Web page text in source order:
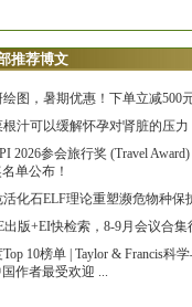
推荐博文
绘图，暑期优惠！下单立减500
根汁可以缓解怀孕对肾脏的压力
2026参会旅行奖 (Travel
单公布！
活化石ELF理论重塑濒危物种保
出版+EI快检索，8-9月会议合集
10榜单 | Taylor & Francis科
作者最受欢迎 ...